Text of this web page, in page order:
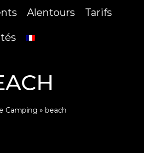
Alentours Tarifs
Camping » beach